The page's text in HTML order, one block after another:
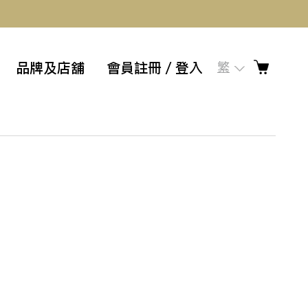
繁
品牌及店舖 會員註冊／登入